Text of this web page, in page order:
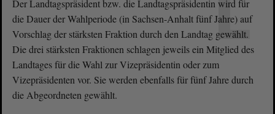
Der Landtagspräsident bzw. die Landtagspräsidentin wird für
die Dauer der Wahlperiode (in Sachsen-Anhalt fünf Jahre) auf
Vorschlag der stärksten Fraktion durch den Landtag gewählt.
Die drei stärksten Fraktionen schlagen jeweils ein Mitglied des
Landtages für die Wahl zur Vizepräsidentin oder zum
Vizepräsidenten vor. Sie werden ebenfalls für fünf Jahre durch
die Abgeordneten gewählt.